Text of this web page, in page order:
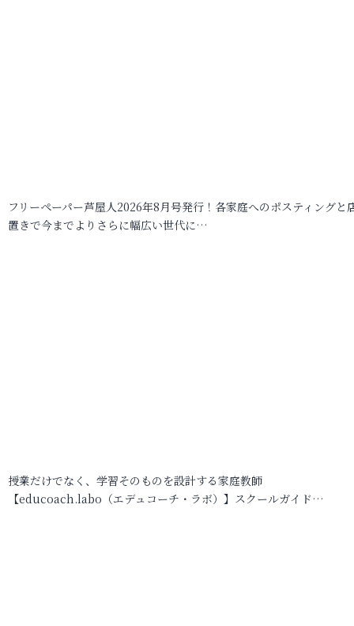
フリーペーパー芦屋人2026年8月号発行！各家庭へのポスティングと
置きで今までよりさらに幅広い世代に…
授業だけでなく、学習そのものを設計する家庭教師
【educoach.labo（エデュコーチ・ラボ）】スクールガイド…